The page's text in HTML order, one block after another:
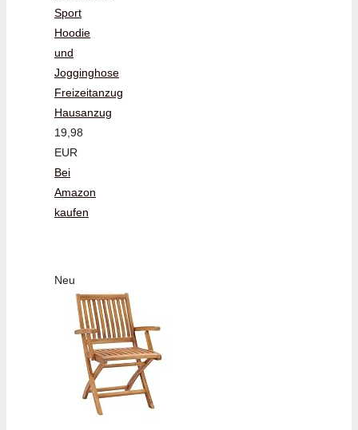
Sport
Hoodie
und
Jogginghose
Freizeitanzug
Hausanzug
19,98
EUR
Bei
Amazon
kaufen
Neu